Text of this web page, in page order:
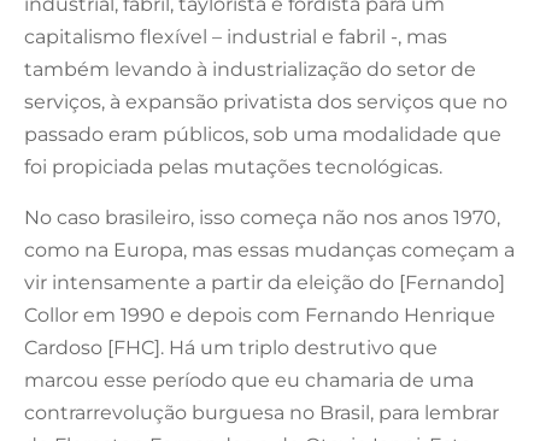
capitalismo flexível – industrial e fabril -, mas
também levando à industrialização do setor de
serviços, à expansão privatista dos serviços que no
passado eram públicos, sob uma modalidade que
foi propiciada pelas mutações tecnológicas.
No caso brasileiro, isso começa não nos anos 1970,
como na Europa, mas essas mudanças começam a
vir intensamente a partir da eleição do [Fernando]
Collor em 1990 e depois com Fernando Henrique
Cardoso [FHC]. Há um triplo destrutivo que
marcou esse período que eu chamaria de uma
contrarrevolução burguesa no Brasil, para lembrar